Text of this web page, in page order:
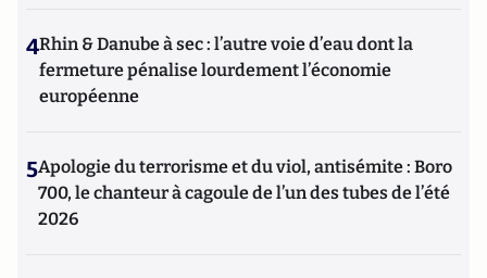
4Rhin & Danube à sec : l’autre voie d’eau dont la
fermeture pénalise lourdement l’économie
européenne
5Apologie du terrorisme et du viol, antisémite : Boro
700, le chanteur à cagoule de l’un des tubes de l’été
2026